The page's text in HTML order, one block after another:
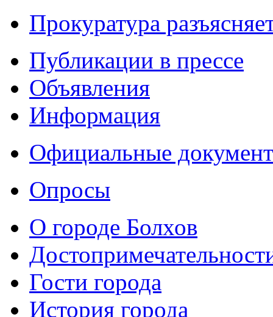
Прокуратура
Публикации в прессе
Объявления
Информация
Официальные
Опросы
О городе Болхов
Гости города
История города